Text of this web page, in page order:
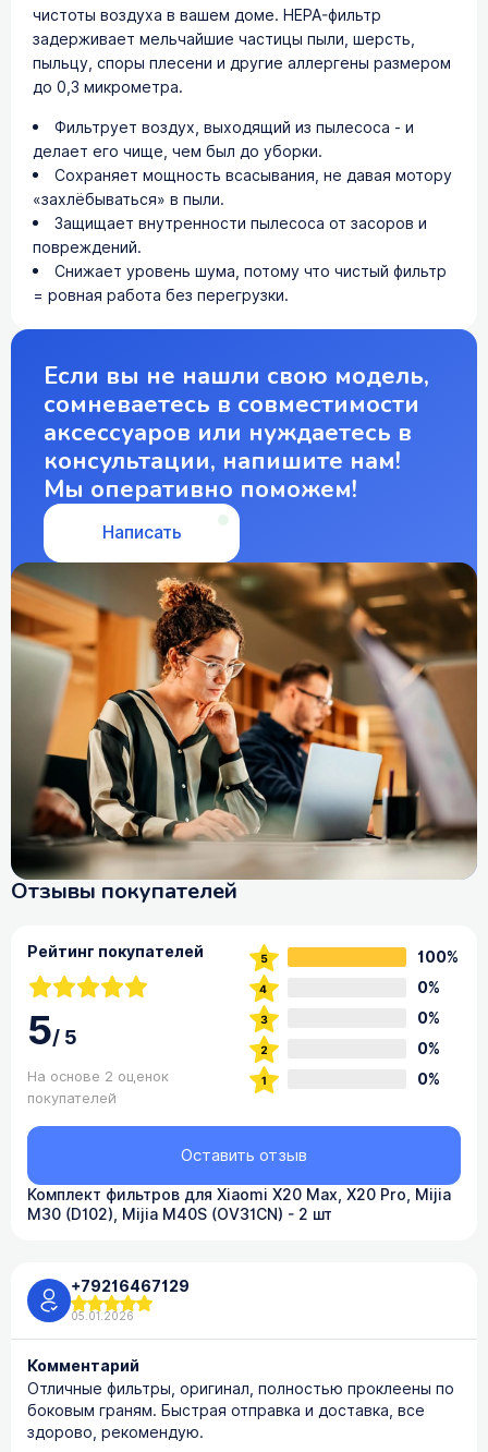
чистоты воздуха в вашем доме. HEPA-фильтр
задерживает мельчайшие частицы пыли, шерсть,
пыльцу, споры плесени и другие аллергены размером
до 0,3 микрометра.
Фильтрует воздух, выходящий из пылесоса - и
делает его чище, чем был до уборки.
Сохраняет мощность всасывания, не давая мотору
«захлёбываться» в пыли.
Защищает внутренности пылесоса от засоров и
повреждений.
Снижает уровень шума, потому что чистый фильтр
= ровная работа без перегрузки.
Если вы не нашли свою модель,
сомневаетесь в совместимости
аксессуаров или нуждаетесь в
консультации, напишите нам!
Мы оперативно поможем!
Написать
Отзывы покупателей
Рейтинг покупателей
5/5
На основе 2 оценок
покупателей
100%
0%
0%
0%
0%
Комплект фильтров для Xiaomi X20 Max, X20 Pro, Mijia
M30 (D102), Mijia M40S (OV31CN) - 2 шт
Оставить отзыв
+79216467129
05.01.2026
Комментарий
Отличные фильтры, оригинал, полностью проклеены по
боковым граням. Быстрая отправка и доставка, все
здорово, рекомендую.